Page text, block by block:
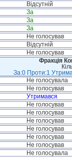
Відсутній
За
За
За
Не голосував
Відсутній
Не голосував
Фракція
За:0 Проти:1
Не голосувала
Не голосував
Утримався
Не голосував
Не голосував
Не голосував
Не голосував
Не голосував
Не голосував
Не голосувала